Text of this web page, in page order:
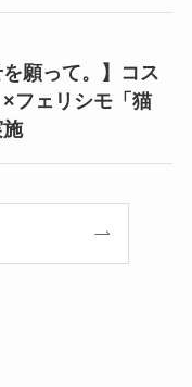
願って。】コス
フェリシモ「猫